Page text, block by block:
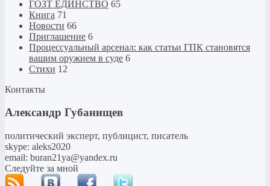
ГОЗТ ЕДИНСТВО 65
Книга 71
Новости 66
Приглашение 6
Процессуальный арсенал: как статьи ГПК становятся
вашим оружием в суде 6
Стихи 12
Контакты
Александр Губанищев
политический эксперт, публицист, писатель
skype: aleks2020
email: buran21ya@yandex.ru
Следуйте за мной